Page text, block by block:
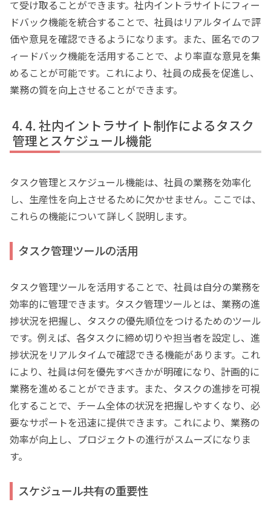
て受け取ることができます。社内イントラサイトにフィー
ドバック機能を統合することで、社員はリアルタイムで評
価や意見を確認できるようになります。また、匿名でのフ
ィードバック機能を活用することで、より率直な意見を集
めることが可能です。これにより、社員の成長を促進し、
業務の質を向上させることができます。
4. 社内イントラサイト制作によるタスク
管理とスケジュール機能
タスク管理とスケジュール機能は、社員の業務を効率化
し、生産性を向上させるために欠かせません。ここでは、
これらの機能について詳しく説明します。
タスク管理ツールの活用
タスク管理ツールを活用することで、社員は自分の業務を
効率的に管理できます。タスク管理ツールとは、業務の進
捗状況を把握し、タスクの優先順位をつけるためのツール
です。例えば、各タスクに締め切りや担当者を設定し、進
捗状況をリアルタイムで確認できる機能があります。これ
により、社員は何を優先すべきかが明確になり、計画的に
業務を進めることができます。また、タスクの進捗を可視
化することで、チーム全体の状況を把握しやすくなり、必
要なサポートを迅速に提供できます。これにより、業務の
効率が向上し、プロジェクトの進行がスムーズになりま
す。
スケジュール共有の重要性